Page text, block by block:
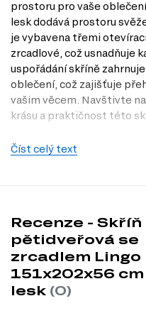
prostoru pro vaše
lesk dodává prostoru
je vybavena třemi
zrcadlové, což usnadňuje
uspořádání skříně
oblečení, což zajišťuje
vašim věcem. Navštivte
krásu a praktičnost této
Charakteristiky,
Prostorné uspořádání.S
dostatek místa pro organizaci
Kvalitní materiály.Vyrobena
odolnost a dlouhou životnost
Snadná údržba.
Lesklý
vzhled po dlouhou dobu.
Číst celý text
Recenze - Skříň
pětidveřová se
zrcadlem Lingo
151x202x56
lesk (0)